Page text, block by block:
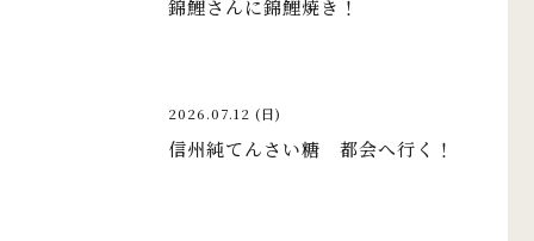
錦鯉さんに錦鯉焼き！
2026.07.12 (日)
信州純てんさい糖 都会へ行く！